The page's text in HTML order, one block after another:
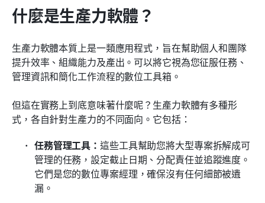
什麼是生產力軟體？
生產力軟體本質上是一類應用程式，旨在幫助個人和團隊
提升效率、組織能力及產出。可以將它視為您征服任務、
管理資訊和簡化工作流程的數位工具箱。
但這在實務上到底意味著什麼呢？生產力軟體有多種形
式，各自針對生產力的不同面向。它包括：
任務管理工具：這些工具幫助您將大型專案拆解成可
管理的任務，設定截止日期、分配責任並追蹤進度。
它們是您的數位專案經理，確保沒有任何細節被遺
漏。